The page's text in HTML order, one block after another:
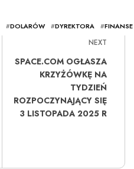
#DOLARÓW #DYREKTORA #FINANSE
NEXT
SPACE.COM OGŁASZA
KRZYŻÓWKĘ NA
TYDZIEŃ
ROZPOCZYNAJĄCY SIĘ
3 LISTOPADA 2025 R